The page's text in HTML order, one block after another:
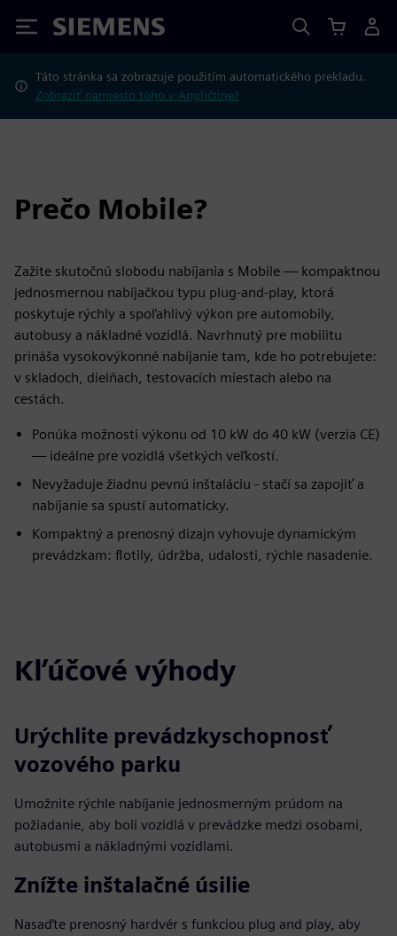
Siemens
Táto stránka sa zobrazuje použitím automatického prekladu.
Zobraziť namiesto toho v Angličtine?
Prečo Mobile?
Zažite skutočnú slobodu nabíjania s Mobile — kompaktnou
jednosmernou nabíjačkou typu plug-and-play, ktorá
poskytuje rýchly a spoľahlivý výkon pre automobily,
autobusy a nákladné vozidlá. Navrhnutý pre mobilitu
prináša vysokovýkonné nabíjanie tam, kde ho potrebujete:
v skladoch, dielňach, testovacích miestach alebo na
cestách.
Ponúka možnosti výkonu od 10 kW do 40 kW (verzia CE)
— ideálne pre vozidlá všetkých veľkostí.
Nevyžaduje žiadnu pevnú inštaláciu - stačí sa zapojiť a
nabíjanie sa spustí automaticky.
Kompaktný a prenosný dizajn vyhovuje dynamickým
prevádzkam: flotily, údržba, udalosti, rýchle nasadenie.
Kľúčové výhody
Urýchlite prevádzkyschopnosť
vozového parku
Umožnite rýchle nabíjanie jednosmerným prúdom na
požiadanie, aby boli vozidlá v prevádzke medzi osobami,
autobusmi a nákladnými vozidlami.
Znížte inštalačné úsilie
Nasaďte prenosný hardvér s funkciou plug and play, aby